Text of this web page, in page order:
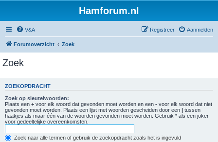
Hamforum.nl
V&A Aanmelden
Registreer
Forumoverzicht Zoek
Zoek
ZOEKOPDRACHT
Zoek op sleutelwoorden:
Plaats een + voor elk woord dat gevonden moet worden en een - voor elk woord dat niet
gevonden moet worden. Plaats een lijst met woorden gescheiden door een | tussen
haakjes als maar één van de woorden gevonden moet worden. Gebruik * als een joker
voor gedeeltelijke overeenkomsten.
Zoek naar alle termen of gebruik de zoekopdracht zoals het is ingevuld